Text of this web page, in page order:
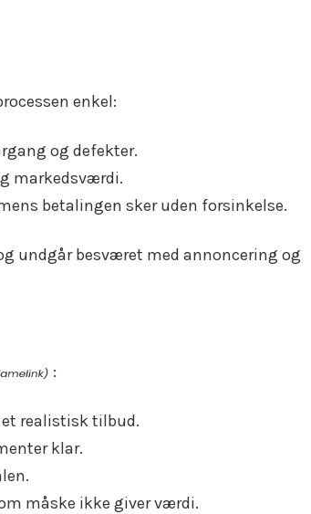
enkel:
og defekter.
markedsværdi.
betalingen sker uden forsinkelse.
undgår besværet med annoncering og
:
realistisk tilbud.
klar.
måske ikke giver værdi.